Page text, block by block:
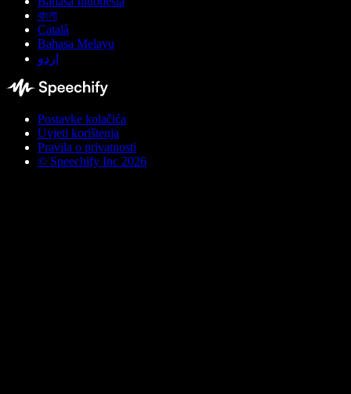
বাংলা
Català
Bahasa Melayu
اردو
Postavke kolačića
Uvjeti korištenja
Pravila o privatnosti
© Speechify Inc 2026